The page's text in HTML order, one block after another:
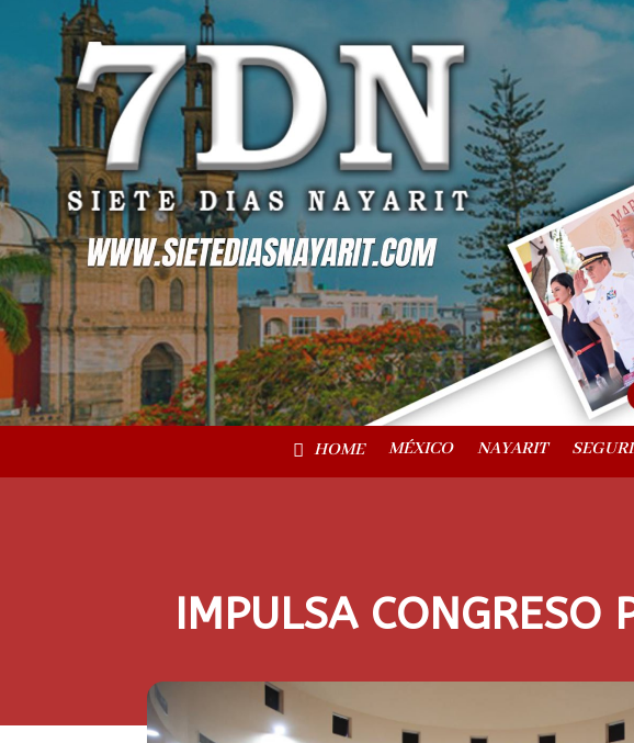
HOME MÉXICO NAYARIT
IMPULSA CONGRESO